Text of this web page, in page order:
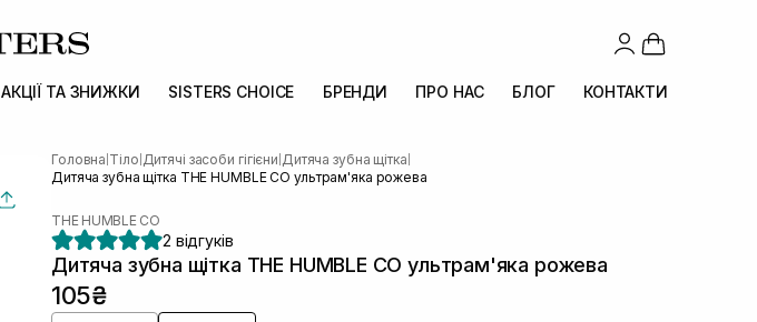
АКЦІЇ ТА ЗНИЖКИ SISTERS CHOICE БРЕНДИ ПРО НАС БЛОГ КОНТАКТИ
Головна Тіло Дитячі засоби гігієни Дитяча зубна щітка
Дитяча зубна щітка THE HUMBLE CO ультрам'яка рожева
THE HUMBLE CO
2 відгуків
Дитяча зубна щітка THE HUMBLE CO ультрам'яка рожева
105₴